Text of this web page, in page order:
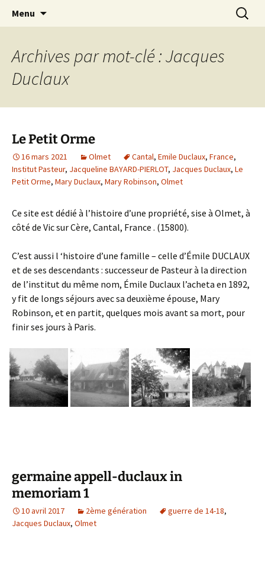
Le Petit Orme
Menu
Archives par mot-clé : Jacques
Duclaux
Le Petit Orme
16 mars 2021 Olmet Cantal, Emile Duclaux, France,
Institut Pasteur, Jacqueline BAYARD-PIERLOT, Jacques Duclaux, Le
Petit Orme, Mary Duclaux, Mary Robinson, Olmet
Ce site est dédié à l’histoire d’une propriété, sise à Olmet, à
côté de Vic sur Cère, Cantal, France . (15800).
C’est aussi l ‘histoire d’une famille – celle d’Émile DUCLAUX
et de ses descendants : successeur de Pasteur à la direction
de l’institut du même nom, Émile Duclaux l’acheta en 1892,
y fit de longs séjours avec sa deuxième épouse, Mary
Robinson, et en partit, quelques mois avant sa mort, pour
finir ses jours à Paris.
germaine appell-duclaux in
memoriam 1
10 avril 2017 2ème génération guerre de 14-18,
Jacques Duclaux, Olmet